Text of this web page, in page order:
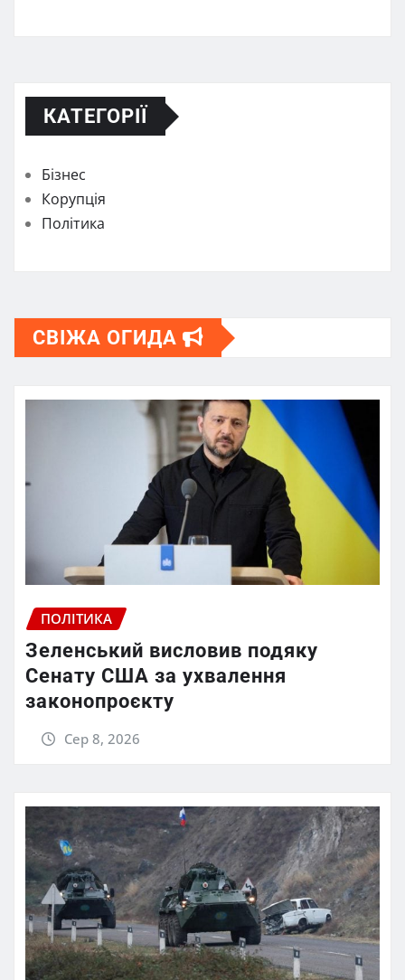
КАТЕГОРІЇ
Бізнес
Корупція
Політика
СВІЖА ОГИДА
ПОЛІТИКА
Зеленський висловив подяку
Сенату США за ухвалення
законопроєкту
Сер 8, 2026